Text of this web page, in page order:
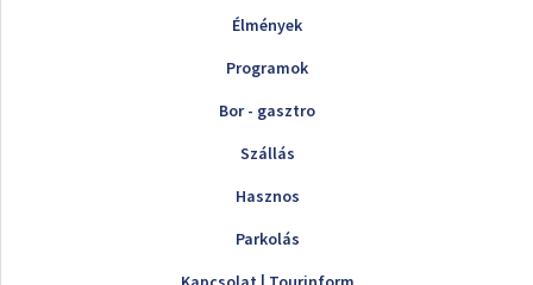
Élmények
Programok
Bor - gasztro
Szállás
Hasznos
Parkolás